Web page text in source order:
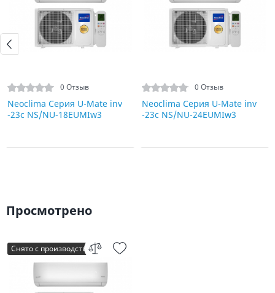
0 Отзыв
Neoclima Серия U-Mate inv
-23c NS/NU-18EUMIw3
0 Отзыв
Neoclima Серия U-Mate inv
-23c NS/NU-24EUMIw3
Просмотрено
Снято с производства